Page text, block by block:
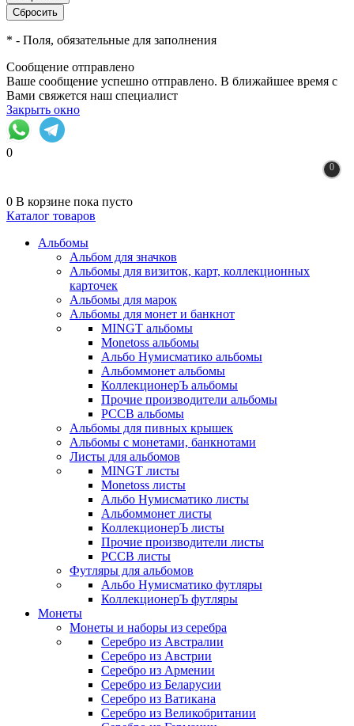
* - Поля, обязательные для заполнения
Сообщение отправлено
Ваше сообщение успешно отправлено. В ближайшее время с
Вами свяжется наш специалист
Закрыть окно
0
0
0 В корзине пока пусто
Каталог товаров
Альбомы
Альбом для значков
Альбомы для визиток, карт, коллекционных
карточек
Альбомы для марок
Альбомы для монет и банкнот
MINGT альбомы
Monetoss альбомы
Альбо Нумисматико альбомы
Альбоммонет альбомы
КоллекционерЪ альбомы
Прочие производители альбомы
РССВ альбомы
Альбомы для пивных крышек
Альбомы с монетами, банкнотами
Листы для альбомов
MINGT листы
Monetoss листы
Альбо Нумисматико листы
Альбоммонет листы
КоллекционерЪ листы
Прочие производители листы
РССВ листы
Футляры для альбомов
Альбо Нумисматико футляры
КоллекционерЪ футляры
Монеты
Монеты и наборы из серебра
Серебро из Австралии
Серебро из Австрии
Серебро из Армении
Серебро из Беларусии
Серебро из Ватикана
Серебро из Великобритании